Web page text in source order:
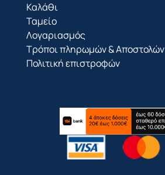
Καλάθι
Ταμείο
Λογαριασμός
Τρόποι πληρωμών & Αποστολών
Πολιτική επιστροφών